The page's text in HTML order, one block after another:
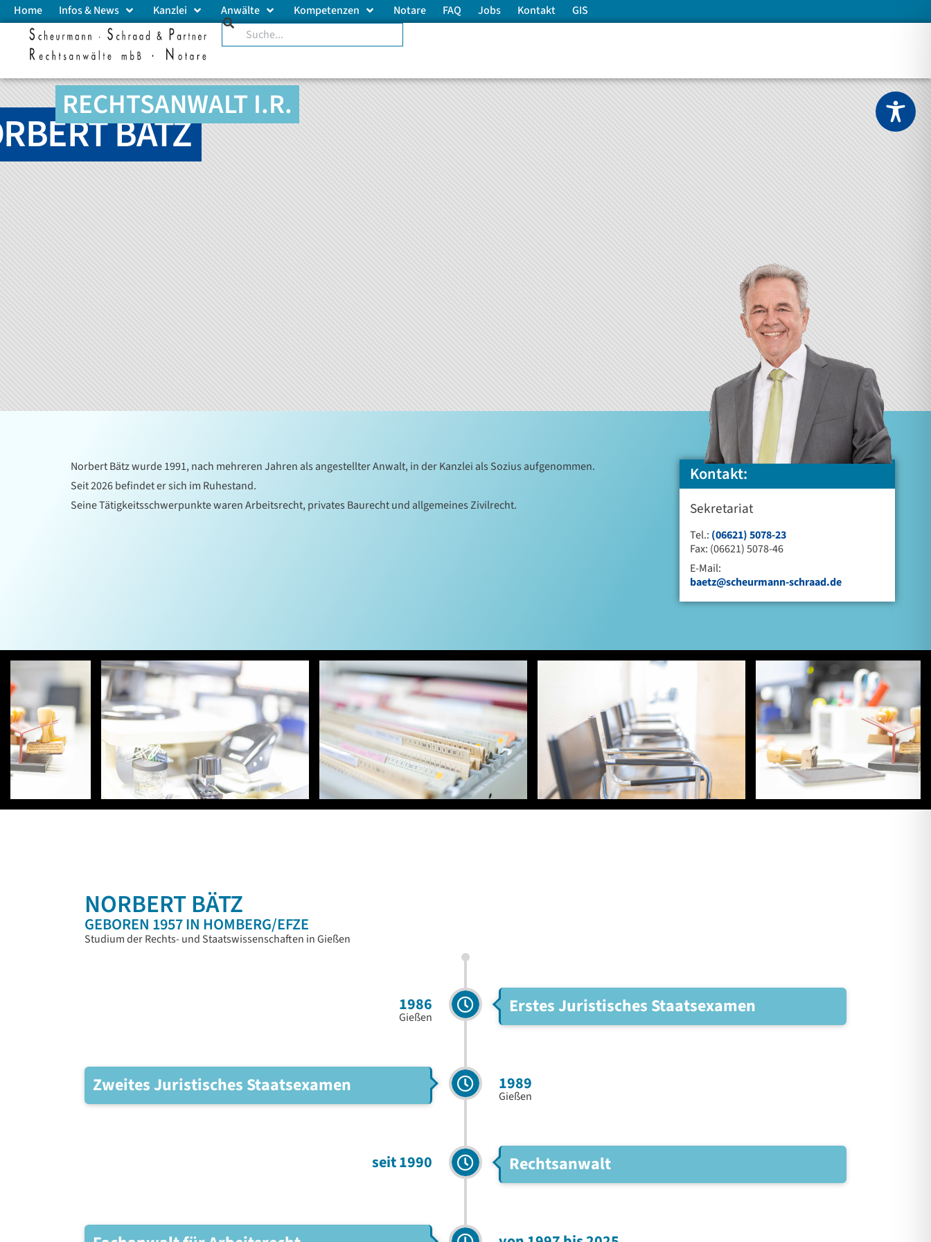
Home Infos & News Kanzlei Anwälte Kompetenzen Notare FAQ Jobs Kontakt GIS
RECHTSANWALT I.R.
BÄTZ
Norbert Bätz wurde 1991, nach mehreren Jahren als angestellter Anwalt, in der Kanzlei als Sozius aufgenommen.
Seit 2026 befindet er sich im Ruhestand.
Seine Tätigkeitsschwerpunkte waren Arbeitsrecht, privates Baurecht und allgemeines Zivilrecht.
Kontakt:
Sekretariat
Tel.: (06621) 5078-23
Fax: (06621) 5078-46
E-Mail:
baetz@scheurmann-schraad.de
NORBERT BÄTZ
GEBOREN 1957 IN HOMBERG/EFZE
Studium der Rechts- und Staatswissenschaften in Gießen
1986
Gießen Erstes Juristisches Staatsexamen
1989
Gießen
Zweites Juristisches Staatsexamen
seit 1990 Rechtsanwalt